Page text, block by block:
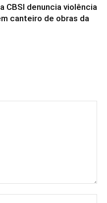
CBSI denuncia violência
canteiro de obras da